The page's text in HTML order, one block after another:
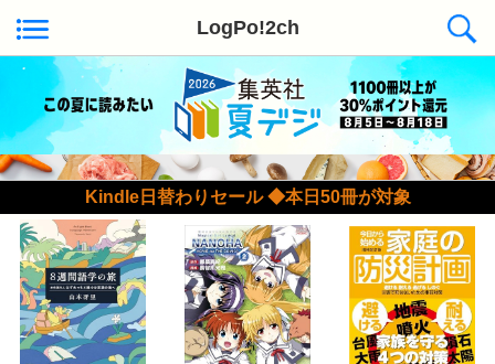
LogPo!2ch
Kindle日替わりセール ◆本日50冊が対象